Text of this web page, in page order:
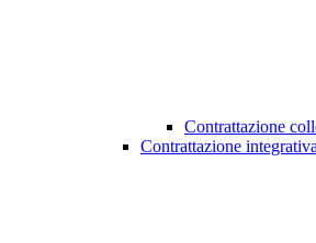
Contrattazione
Contrattazione integrativa